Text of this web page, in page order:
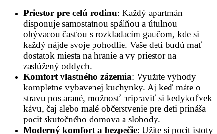
Priestor pre celú rodinu: Každý apartmán
disponuje samostatnou spálňou a útulnou
obývacou časťou s rozkladacím gaučom, kde si
každý nájde svoje pohodlie. Vaše deti budú mať
dostatok miesta na hranie a vy priestor na
zaslúžený oddych.
Komfort vlastného zázemia: Využite výhody
kompletne vybavenej kuchynky. Aj keď máte o
stravu postarané, možnosť pripraviť si kedykoľvek
kávu, čaj alebo malé občerstvenie pre deti prináša
pocit skutočného domova a slobody.
Moderný komfort a bezpečie: Užite si pocit istoty